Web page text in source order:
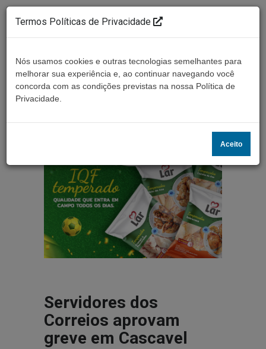
Servidores dos
Correios aprovam
greve em Cascavel
Termos Políticas de Privacidade
Nós usamos cookies e outras tecnologias semelhantes para
melhorar sua experiência e, ao continuar navegando você
concorda com as condições previstas na nossa Política de
Privacidade.
Aceito